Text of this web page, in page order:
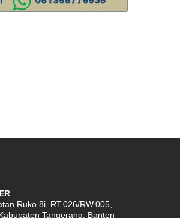
Ruko 8i, RT.026/RW.005,
Tangerang, Banten